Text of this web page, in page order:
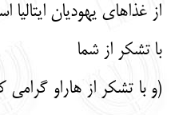
از غذاهای یهودیان ایتالیا
با تشکر از شما
(و با تشکر از هاراو